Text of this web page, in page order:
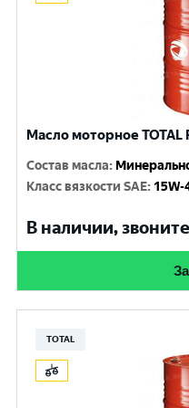
Масло моторное TOTAL
Состав масла:
Класс вязкости SAE: 15W-
В наличии,
TOTAL